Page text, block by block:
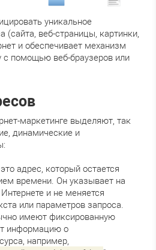
уникальное
(сайта, веб-страницы, картинки,
и обеспечивает механизм
с помощью веб-браузеров или
маркетинге выделяют, так
динамические и
адрес, который остается
времени. Он указывает на
и не меняется
или параметров запроса.
имеют фиксированную
информацию о
например,